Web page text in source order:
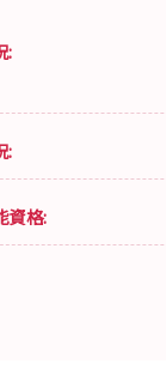
:
:
資格: